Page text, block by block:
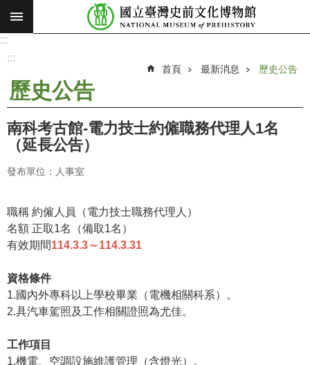
跳到主要內容區塊
搜
願
使
命
最
消
息
觀
展
覽
習
:::
:::
首頁 最新消息 歷史公告
歷史公告
南科考古館-電力技士約僱職務代理人1名
（延長公告）
發布單位：人事室
職稱 約僱人員（電力技士職務代理人）
名額 正取1名（備取1名）
有效期間114.3.3～114.3.31
資格條件
1.國內外專科以上學校畢業（電機相關科系）。
2.具汽車駕照及工作相關證照為尤佳。
工作項目
1.機電、空調設施維護管理（含燈光）。